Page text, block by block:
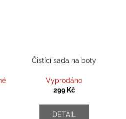
Čistící sada na boty
Vyprodáno
299 Kč
DETAIL